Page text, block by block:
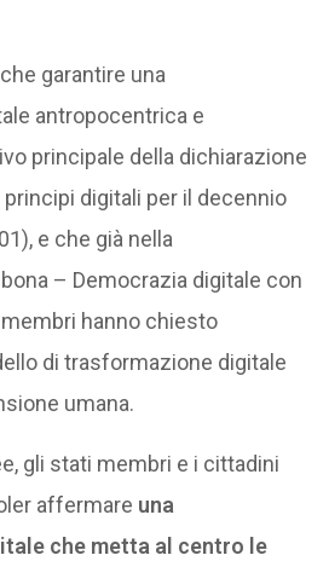
garantire una
antropocentrica e
principale della dichiarazione
digitali per il decennio
e che già nella
– Democrazia digitale con
hanno chiesto
di trasformazione digitale
umana.
gli stati membri e i cittadini
affermare una
che metta al centro le